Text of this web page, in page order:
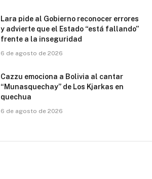
Lara pide al Gobierno reconocer errores
y advierte que el Estado “está fallando”
frente a la inseguridad
6 de agosto de 2026
Cazzu emociona a Bolivia al cantar
“Munasquechay” de Los Kjarkas en
quechua
6 de agosto de 2026